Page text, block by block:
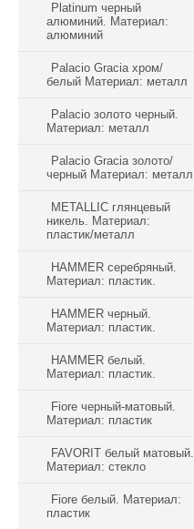
Platinum черный
алюминий. Материал:
алюминий
Palacio Gracia хром/
белый Материал: металл
Palacio золото черный.
Материал: металл
Palacio Gracia золото/
черный Материал: металл
METALLIC глянцевый
никель. Материал:
пластик/металл
HAMMER серебряный.
Материал: пластик.
HAMMER черный.
Материал: пластик.
HAMMER белый.
Материал: пластик.
Fiore черный-матовый.
Материал: пластик
FAVORIT белый матовый.
Материал: стекло
Fiore белый. Материал:
пластик